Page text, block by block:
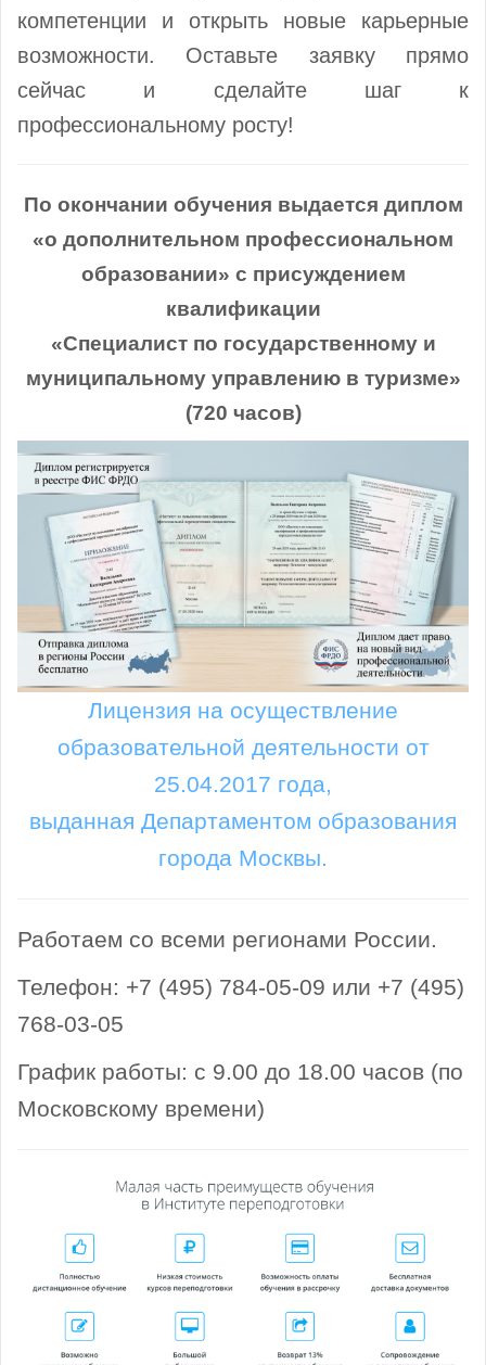
компетенции и открыть новые карьерные
возможности. Оставьте заявку прямо
сейчас и сделайте шаг к
профессиональному росту!
По окончании обучения выдается диплом
«о дополнительном профессиональном
образовании» с присуждением
квалификации
«Специалист по государственному и
муниципальному управлению в туризме»
(720 часов)
Лицензия на осуществление
образовательной деятельности от
25.04.2017 года,
выданная Департаментом образования
города Москвы.
Работаем со всеми регионами России.
Телефон: +7 (495) 784-05-09 или +7 (495)
768-03-05
График работы: с 9.00 до 18.00 часов (по
Московскому времени)